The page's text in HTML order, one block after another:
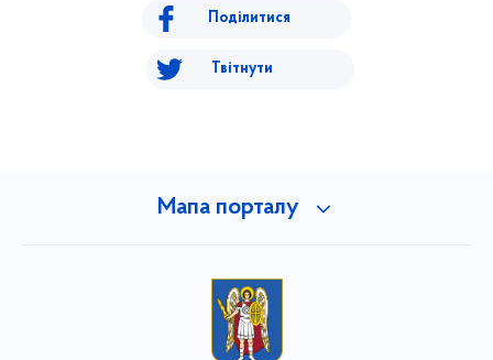
Поділитися
Твітнути
Мапа порталу